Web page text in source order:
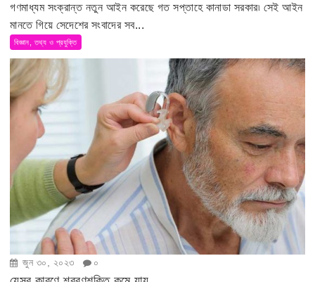
গণমাধ্যম সংক্রান্ত নতুন আইন করেছে গত সপ্তাহে কানাডা সরকার৷ সেই আইন
মানতে গিয়ে সেদেশের সংবাদের সব...
বিজ্ঞান, তথ্য ও প্রযুক্তি
জুন ৩০, ২০২৩ ০